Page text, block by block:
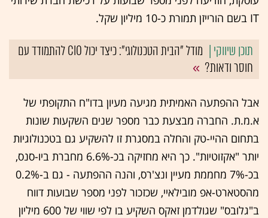
IT בשם הורייזן תמורת כ-10 מיליון שקל.
מודל "הבית הטכנולוגי": כיצד יכול CIO להתמודד עם
חוסר ודאות?
אבל ההפתעה האמיתית מגיעה מעיון בדו"ח התקופתי של
א.מ.ת. החברה מבצעת כבר מספר שנים השקעות שונות
בתחום ההיי-טק והחלה במסגרת זו להשקיע גם בטכנולוגיות
יותר "אקזוטיות". כך היא מחזיקה בכ-6.6% מחברת ביו-סנס,
בכ-7% מחממת מעיין ונצ'רס, והנה ההפתעה - גם ב-0.2%
מהסטארט-אפ מובילאיי, שכזכור לפני מספר שבועות דווח
ב"גלובס" שגולדמן זאקס השקיע בו לפי שווי של 600 מיליון